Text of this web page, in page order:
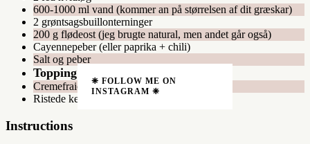
600-1000 ml vand (kommer an på størrelsen af dit græskar)
2 grøntsagsbuillonterninger
200 g flødeost (jeg brugte natural, men andet går også)
Cayennepeber (eller paprika + chili)
Salt og peber
Topping
Cremefraiche
Ristede kerner
Instructions
❈ FOLLOW ME ON
INSTAGRAM ❈